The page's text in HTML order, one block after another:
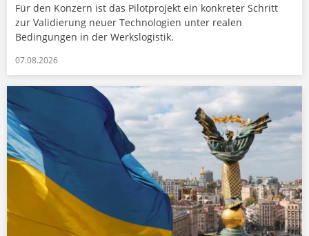
Für den Konzern ist das Pilotprojekt ein konkreter Schritt
zur Validierung neuer Technologien unter realen
Bedingungen in der Werkslogistik.
07.08.2026